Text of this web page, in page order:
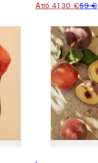
Από 41,30 €59 €